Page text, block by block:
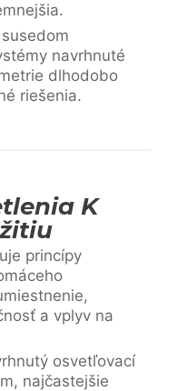
navrhnuté
dlhodobo
riešenia.
K
princípy
a vplyv na
osvetľovací
najčastejšie